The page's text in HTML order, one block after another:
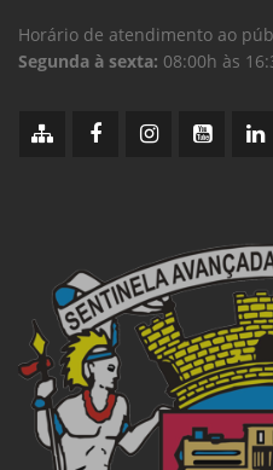
Horário de atendimento ao
Segunda à sexta: 08:00h às